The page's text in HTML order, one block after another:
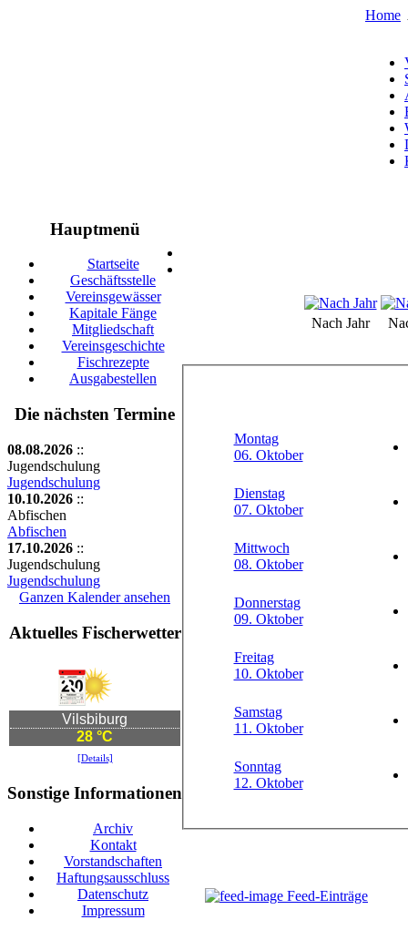
Home
Hauptmenü
Startseite
Geschäftsstelle
Vereinsgewässer
Kapitale Fänge
Mitgliedschaft
Vereinsgeschichte
Fischrezepte
Ausgabestellen
Die nächsten Termine
08.08.2026 ::
Jugendschulung
Jugendschulung
10.10.2026 ::
Abfischen
Abfischen
17.10.2026 ::
Jugendschulung
Jugendschulung
Ganzen Kalender ansehen
Aktuelles Fischerwetter
Vilsbiburg
28 °C
[Details]
Sonstige Informationen
Archiv
Kontakt
Vorstandschaften
Haftungsausschluss
Datenschutz
Impressum
Nach Jahr
Montag
06. Oktober
Dienstag
07. Oktober
Mittwoch
08. Oktober
Donnerstag
09. Oktober
Freitag
10. Oktober
Samstag
11. Oktober
Sonntag
12. Oktober
Feed-Einträge